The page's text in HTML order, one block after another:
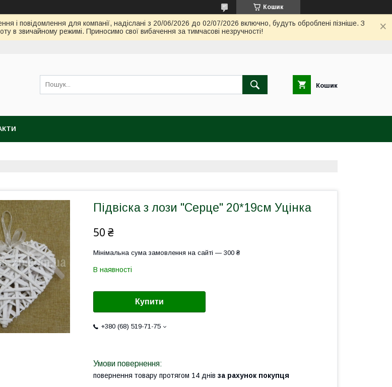
Кошик
і повідомлення для компанії, надіслані з 20/06/2026 до 02/07/2026 включно, будуть оброблені пізніше. З
в звичайному режимі. Приносимо свої вибачення за тимчасові незручності!
Кошик
Підвіска з лози "Серце" 20*19см Уцінка
50 ₴
Мінімальна сума замовлення на сайті — 300 ₴
В наявності
Купити
+380 (68) 519-71-75
повернення товару протягом 14 днів за рахунок покупця